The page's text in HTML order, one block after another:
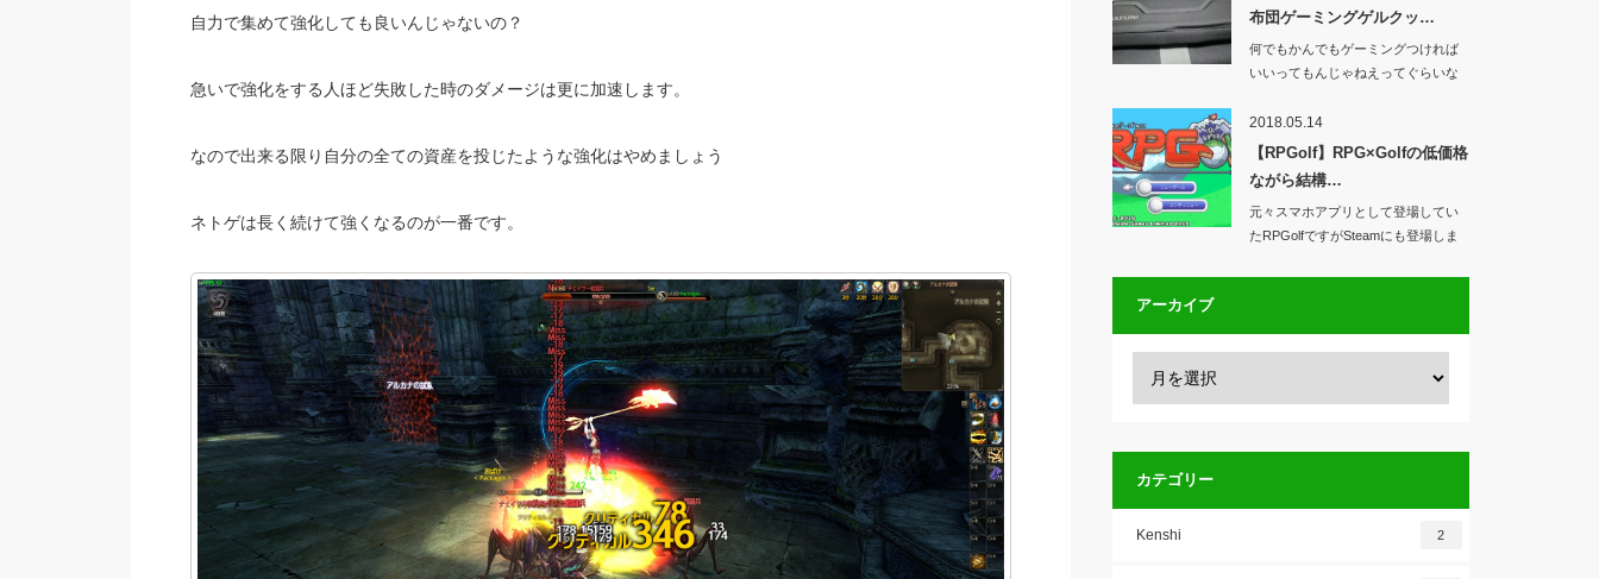
自力で集めて強化しても良いんじゃないの？
急いで強化をする人ほど失敗した時のダメージは更に加速します。
なので出来る限り自分の全ての資産を投じたような強化はやめましょう
ネトゲは長く続けて強くなるのが一番です。
布団ゲーミングゲルクッ…
何でもかんでもゲーミングつければ
いいってもんじゃねえってぐらいな
2018.05.14
【RPGolf】RPG×Golfの低価格
ながら結構…
元々スマホアプリとして登場してい
たRPGolfですがSteamにも登場しま
アーカイブ
カテゴリー
Kenshi 2